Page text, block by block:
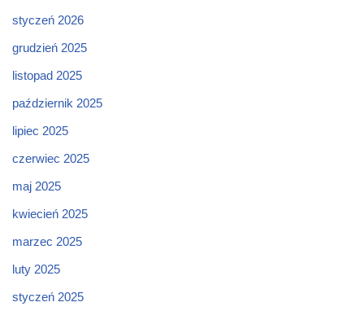
styczeń 2026
grudzień 2025
listopad 2025
październik 2025
lipiec 2025
czerwiec 2025
maj 2025
kwiecień 2025
marzec 2025
luty 2025
styczeń 2025